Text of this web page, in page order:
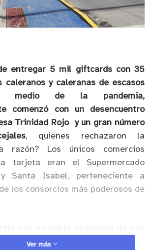
entregar 5 mil giftcards con 35
caleranos y caleranas de escasos
medio de la pandemia,
comenzó con un desencuentro
Trinidad Rojo y un gran número
, quienes rechazaron la
razón? Los únicos comercios
tarjeta eran el Supermercado
Santa Isabel, perteneciente a
los consorcios más poderosos de
comerciantes locales, que han
Ver más